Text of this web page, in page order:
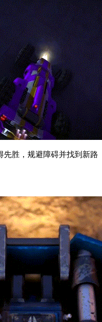
先胜，规避障碍并找到新路